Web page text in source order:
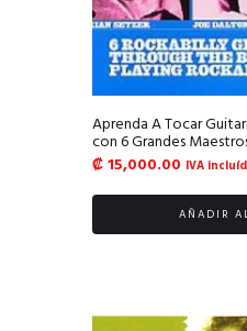
Aprenda A Tocar
con 6 Grandes
₡15,000.00 IVA
AÑADIR